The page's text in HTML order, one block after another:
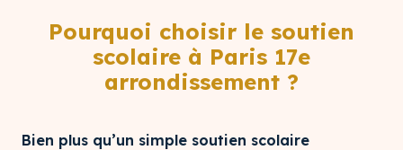
Pourquoi choisir le soutien
scolaire à Paris 17e
arrondissement ?
Bien plus qu’un simple soutien scolaire